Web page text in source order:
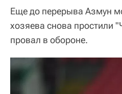
Еще до перерыва Азмун
хозяева снова простили
провал в обороне.